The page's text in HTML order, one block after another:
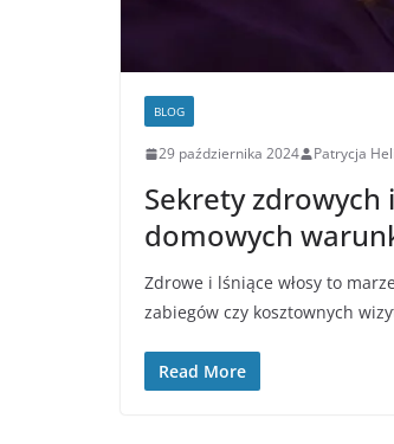
BLOG
29 października 2024 Patrycja
Sekrety zdrowych
domowych
Zdrowe i lśniące włosy to
zabiegów czy kosztownych
Read More